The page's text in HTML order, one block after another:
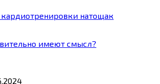
кардиотренировки натощак
имеют смысл?